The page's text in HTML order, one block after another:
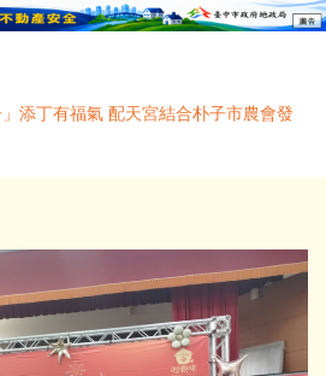
」添丁有福氣 配天宮結合朴子市農會發